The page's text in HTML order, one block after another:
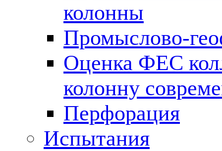
колонны
Промыслово-
Оценка ФЕС
колонну
Перфорация
Испытания